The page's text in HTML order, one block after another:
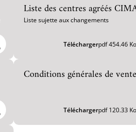
Liste des centres agréés
Liste sujette aux changements
Téléchargerpdf 454.46 Ko
Conditions générales de
Téléchargerpdf 120.33 Ko